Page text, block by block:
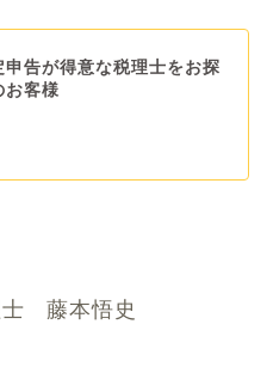
申告が得意な税理士をお探
お客様
士 藤本悟史